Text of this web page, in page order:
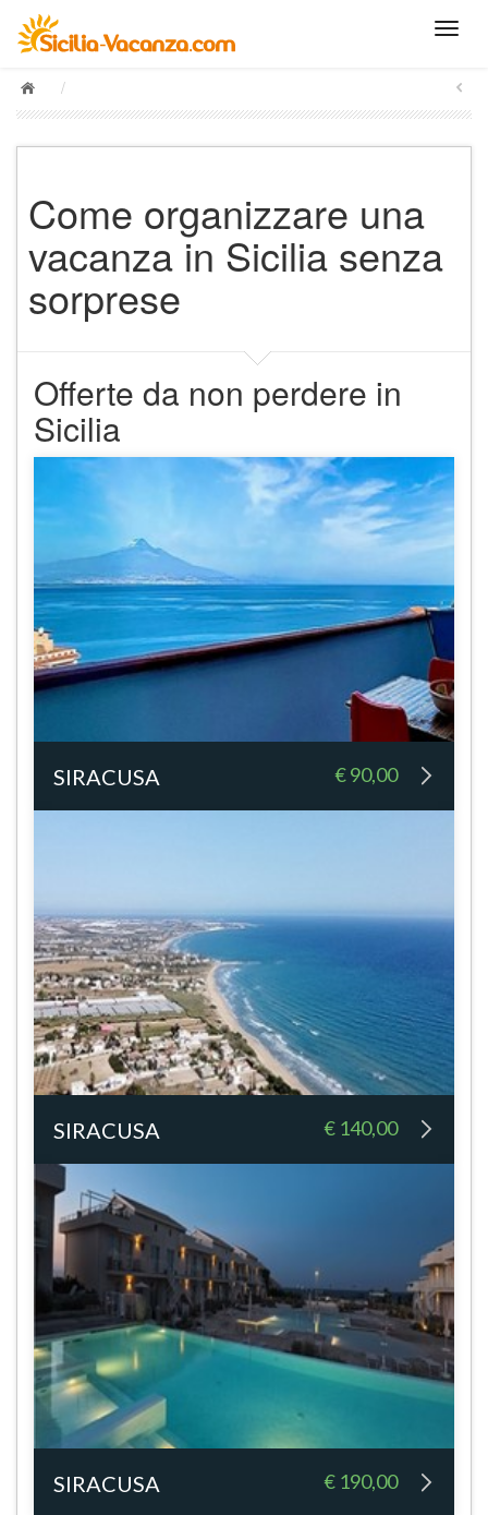
/
Come organizzare una
vacanza in Sicilia senza
sorprese
Offerte da non perdere in
Sicilia
SIRACUSA € 90,00
SIRACUSA € 140,00
SIRACUSA € 190,00